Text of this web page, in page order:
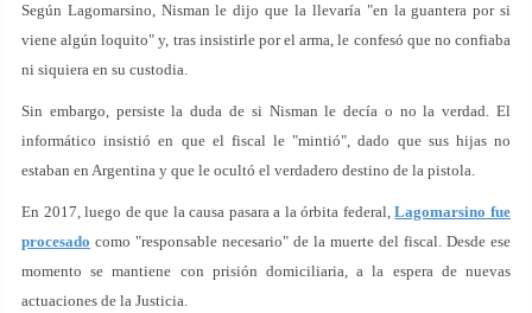
Según Lagomarsino, Nisman le dijo que la llevaría "en la guantera por si
viene algún loquito" y, tras insistirle por el arma, le confesó que no confiaba
ni siquiera en su custodia.
Sin embargo, persiste la duda de si Nisman le decía o no la verdad. El
informático insistió en que el fiscal le "mintió", dado que sus hijas no
estaban en Argentina y que le ocultó el verdadero destino de la pistola.
En 2017, luego de que la causa pasara a la órbita federal,Lagomarsino fue
procesado como "responsable necesario" de la muerte del fiscal. Desde ese
momento se mantiene con prisión domiciliaria, a la espera de nuevas
actuaciones de la Justicia.